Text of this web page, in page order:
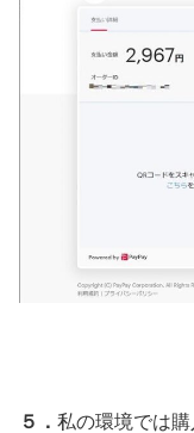
５． 私の環境では